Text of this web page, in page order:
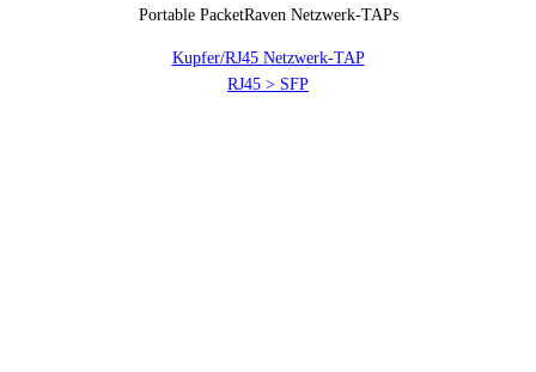
Portable PacketRaven Netzwerk-TAPs
Kupfer/RJ45 Netzwerk-TAP
RJ45 > SFP